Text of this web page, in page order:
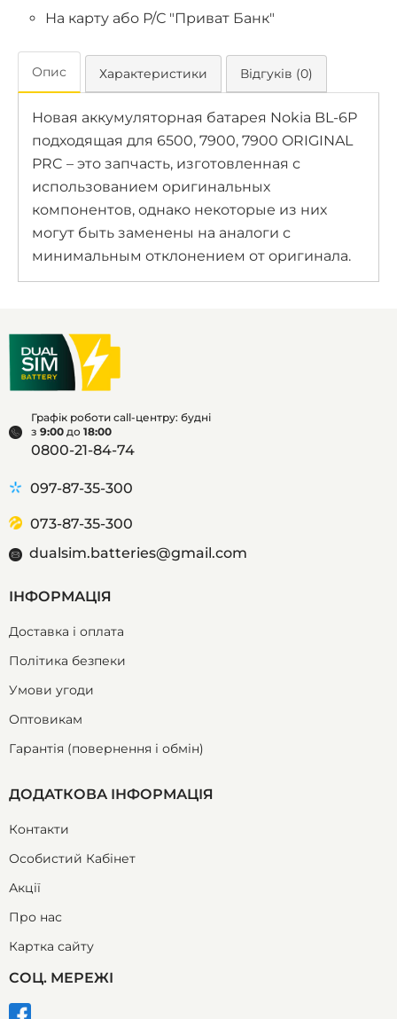
На карту або Р/С "Приват Банк"
Опис Характеристики Відгуків (0)
Новая аккумуляторная батарея Nokia BL-6P
подходящая для 6500, 7900, 7900 ORIGINAL
PRC – это запчасть, изготовленная с
использованием оригинальных
компонентов, однако некоторые из них
могут быть заменены на аналоги с
минимальным отклонением от оригинала.
Графік роботи call-центру: будні
з 9:00 до 18:00
0800-21-84-74
097-87-35-300
073-87-35-300
dualsim.batteries@gmail.com
ІНФОРМАЦІЯ
Доставка і оплата
Політика безпеки
Умови угоди
Оптовикам
Гарантія (повернення і обмін)
ДОДАТКОВА ІНФОРМАЦІЯ
Контакти
Особистий Кабінет
Акції
Про нас
Картка сайту
СОЦ. МЕРЕЖІ